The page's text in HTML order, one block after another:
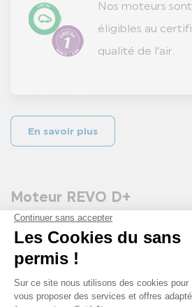
Nos moteurs sont
éligibles au
qualité de l’air.
En savoir plus
Moteur REVO D+
LA NOUVELLE RÉFÉRENCE DIESEL
Cylindrée 499.8 cc